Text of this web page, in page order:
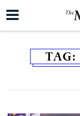
TAG: